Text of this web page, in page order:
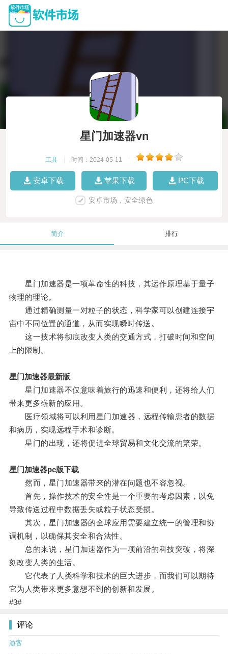
星门加速器vn
工具 时间：2024-05-11
安卓下载 苹果下载 PC下载
安卓市场，安全绿色
简介 排行
星门加速器是一项革命性的科技，其运作原理基于量子
物理的理论。
通过精确测量一对粒子的状态，科学家可以创建连接宇
宙中不同位置的通道，从而实现瞬时传送。
这一技术将彻底改变人类的交通方式，打破时间和空间
上的限制。
星门加速器最新版
星门加速器不仅意味着旅行的迅速和便利，还将给人们
带来更多崭新的应用。
医疗领域将可以利用星门加速器，远程传输患者的数据
和病历，实现远程手术和诊断。
星门的出现，还将促进全球贸易和文化交流的繁荣。
星门加速器pc版下载
然而，星门加速器带来的潜在问题也不容忽视。
首先，操作技术的安全性是一个重要的考虑因素，以免
导致传送过程中数据丢失或粒子状态受损。
其次，星门加速器的全球应用需要建立统一的管理和协
调机制，以确保其安全和合法性。
总的来说，星门加速器作为一项前沿的科技突破，将深
刻改变人类的生活。
它代表了人类科学和技术的巨大进步，而我们可以期待
它为人类带来更多意想不到的创新和发展。
#3#
评论
游客